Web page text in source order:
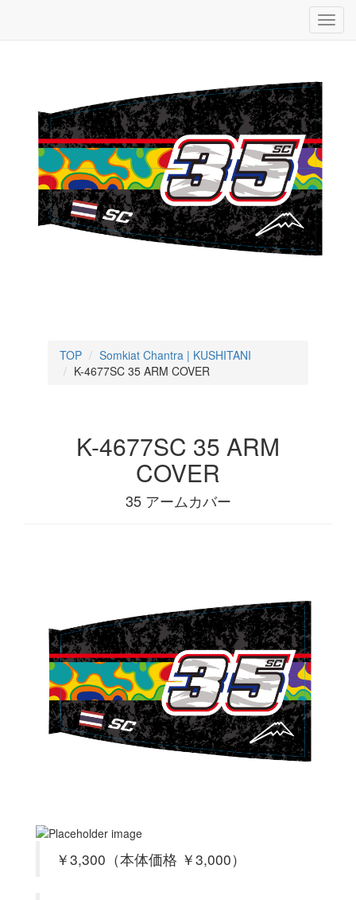
TOP
Somkiat Chantra | KUSHITANI
K-4677SC 35 ARM COVER
K-4677SC 35 ARM
COVER
35 アームカバー
￥3,300（本体価格 ￥3,000）